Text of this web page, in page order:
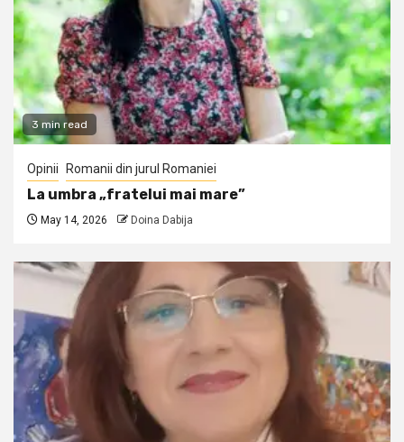
3 min read
Opinii Romanii din jurul Romaniei
La umbra „fratelui mai mare”
May 14, 2026 Doina Dabija